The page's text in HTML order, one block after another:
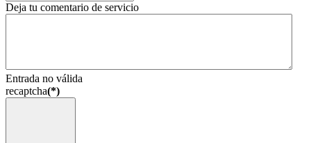
Deja tu comentario de servicio
Entrada no válida
recaptcha(*)